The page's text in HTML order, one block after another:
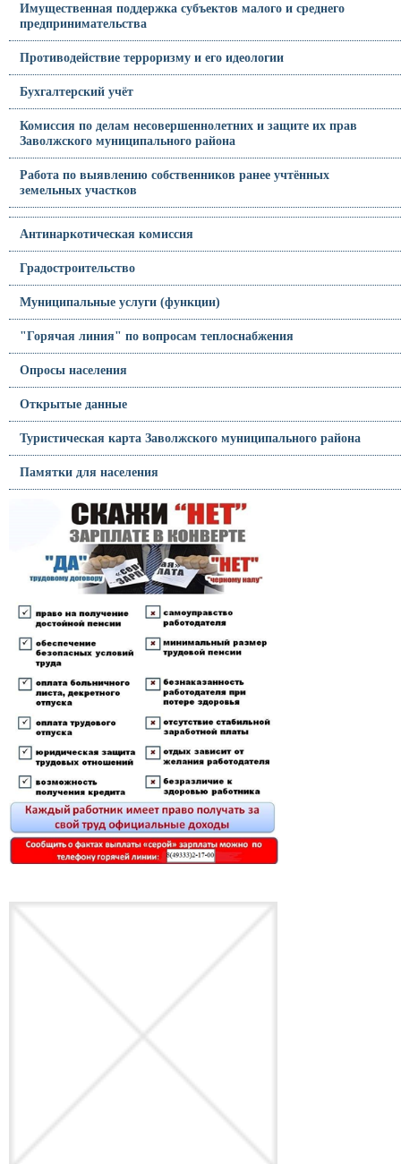
Имущественная поддержка субъектов малого и среднего
предпринимательства
Противодействие терроризму и его идеологии
Бухгалтерский учёт
Комиссия по делам несовершеннолетних и защите их прав
Заволжского муниципального района
Работа по выявлению собственников ранее учтённых
земельных участков
Антинаркотическая комиссия
Градостроительство
Муниципальные услуги (функции)
"Горячая линия" по вопросам теплоснабжения
Опросы населения
Открытые данные
Туристическая карта Заволжского муниципального района
Памятки для населения